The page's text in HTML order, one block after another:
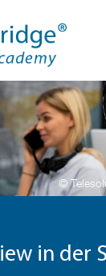
©
in der